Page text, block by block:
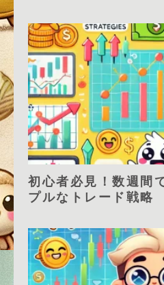
初心者必見！数週間
プルなトレード戦略